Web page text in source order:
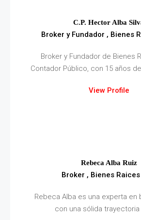
C.P. Hector Alba
Broker y Fundador , Bienes
Broker y Fundador de Bienes
Contador Público, con 15 años
View Profile
Rebeca Alba Ruiz
Broker , Bienes Raices
Rebeca Alba es una experta en
con una sólida trayectoria